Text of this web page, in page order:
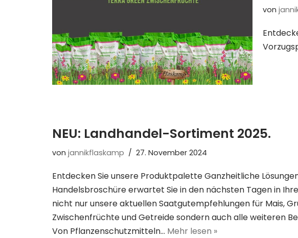
von
NEU: Landhandel-Sortiment 2025.
von jannikflaskamp 27. November 2024
Entdecken Sie unsere Produktpalette Ganzheitliche
Handelsbroschüre erwartet Sie in den nächsten Tagen in
nicht nur unsere aktuellen Saatgutempfehlungen für Mais,
Zwischenfrüchte und Getreide sondern auch alle weiteren
Von Pflanzenschutzmitteln… Mehr lesen »